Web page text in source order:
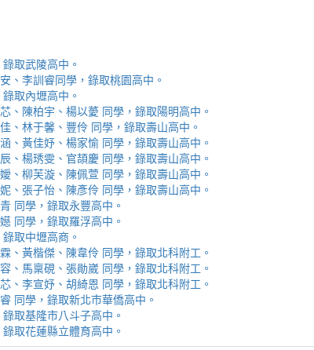
取武陵高中。
、李訓睿同學，錄取桃園高中。
取內壢高中。
、陳柏宇、楊以薆 同學，錄取陽明高中。
、林于馨、豐伶 同學，錄取壽山高中。
、黃佳妤、楊家愉 同學，錄取壽山高中。
、楊琇雯、官頡慶 同學，錄取壽山高中。
、柳芙漩、陳佩萱 同學，錄取壽山高中。
、張子怡、陳彥伶 同學，錄取壽山高中。
同學，錄取永豐高中。
同學，錄取羅浮高中。
取中壢高商。
、黃楷傑、陳韋伶 同學，錄取北科附工。
、馬稟硯、張勛崴 同學，錄取北科附工。
、李宣妤、胡綺恩 同學，錄取北科附工。
同學，錄取新北市華僑高中。
取基隆市八斗子高中。
取花蓮縣立體育高中。